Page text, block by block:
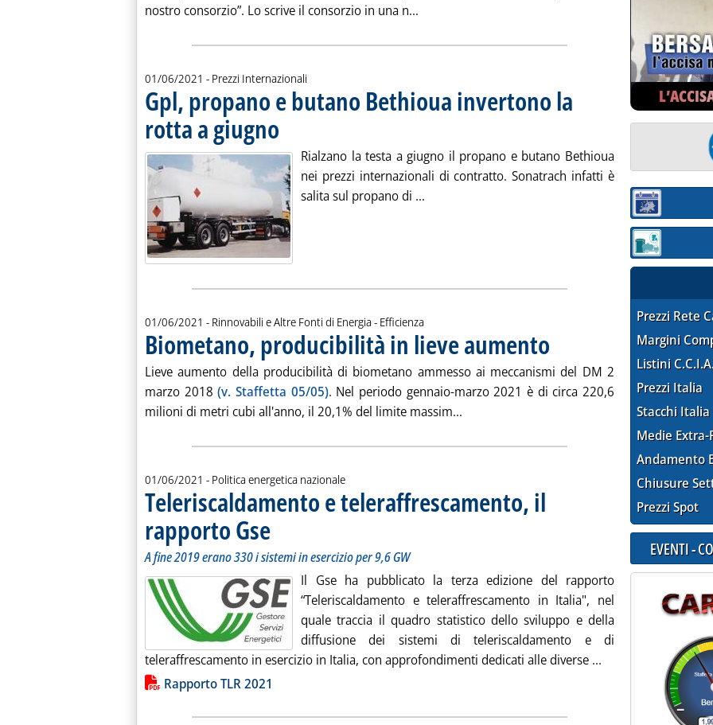
nostro consorzio”. Lo scrive il consorzio in una n... Leggi tutta la notizia: 'Istruttoria Antitrust, Erion:
01/06/2021 - Prezzi Internazionali
Gpl, propano e butano Bethioua invertono la
rotta a giugno
Rialzano la testa a giugno il propano e butano Bethioua
nei prezzi internazionali di contratto. Sonatrach infatti è
salita sul propano di ... Leggi tutta la notizia: 'Gpl, propano e butano
01/06/2021 - Rinnovabili e Altre Fonti di Energia - Efficienza
Biometano, producibilità in lieve aumento . Pubblicata martedì 01 giugno 2021 alle
Lieve aumento della producibilità di biometano ammesso ai meccanismi del DM 2
marzo 2018(v. Staffetta 05/05). Nel periodo gennaio-marzo 2021 è di circa 220,6
milioni di metri cubi all'anno, il 20,1% del limite massim... Leggi tutta la notizia: 'Biometano,
01/06/2021 - Politica energetica nazionale
Teleriscaldamento e teleraffrescamento, il
rapporto Gse
A fine 2019 erano 330 i sistemi in esercizio per 9,6 GW
Il Gse ha pubblicato la terza edizione del rapporto
“Teleriscaldamento e teleraffrescamento in Italia", nel
quale traccia il quadro statistico dello sviluppo e della
diffusione dei sistemi di teleriscaldamento e di
teleraffrescamento in esercizio in Italia, con approfondimenti dedicati alle diverse ... Leggi tutta la
Lista allegati PDF alla notizia
Rapporto TLR 2021
Sezione:
Sezione:
Prezzi Rete
Margini
Listini
Prezzi Italia
Stacchi Italia
Medie Extra-
Andamento
Chiusure
Prezzi Spot
EVENTI -